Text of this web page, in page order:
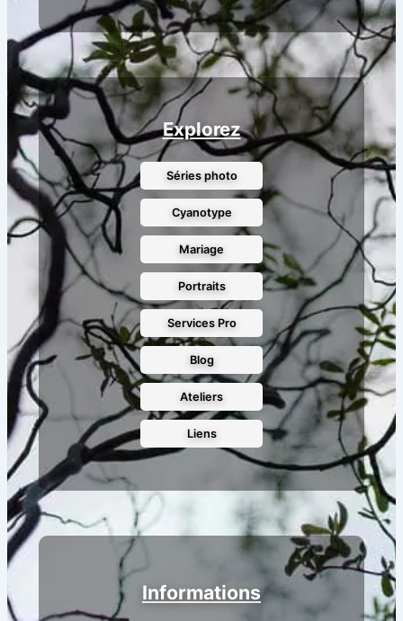
Explorez
Séries photo
Cyanotype
Mariage
Portraits
Services Pro
Blog
Ateliers
Liens
Informations